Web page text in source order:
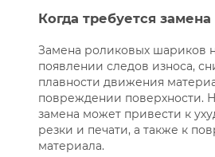
Когда требуется замена
Замена роликовых шариков
появлении следов износа,
плавности движения
повреждении поверхности.
замена может привести к
резки и печати, а также к
материала.